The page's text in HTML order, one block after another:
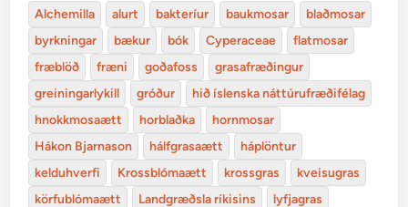
Alchemilla alurt bakteríur baukmosar
blaðmosar
byrkningar
bækur bók Cyperaceae
flatmosar
fræblöð
fræni goðafoss
grasafræðingur
greiningarlykill
gróður
hið íslenska náttúrufræðifélag
hnokkmosaætt
horblaðka
hornmosar
Hákon Bjarnason
hálfgrasaætt
háplöntur
kelduhverfi
Krossblómaætt krossgras
kveisugras
körfublómaætt
Landgræðsla ríkisins
lyfjagras